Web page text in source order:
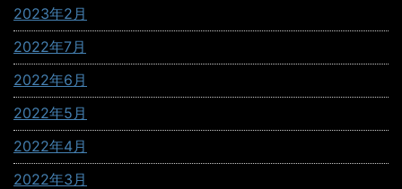
2023年2月
2022年7月
2022年6月
2022年5月
2022年4月
2022年3月